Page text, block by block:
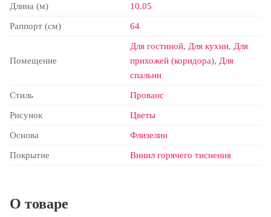
Длина (м) 10.05
Раппорт (см) 64
Помещение
Для гостиной, Для кухни, Для
прихожей (коридора), Для
спальни
Стиль Прованс
Рисунок Цветы
Основа Флизелин
Покрытие Винил горячего тиснения
О товаре